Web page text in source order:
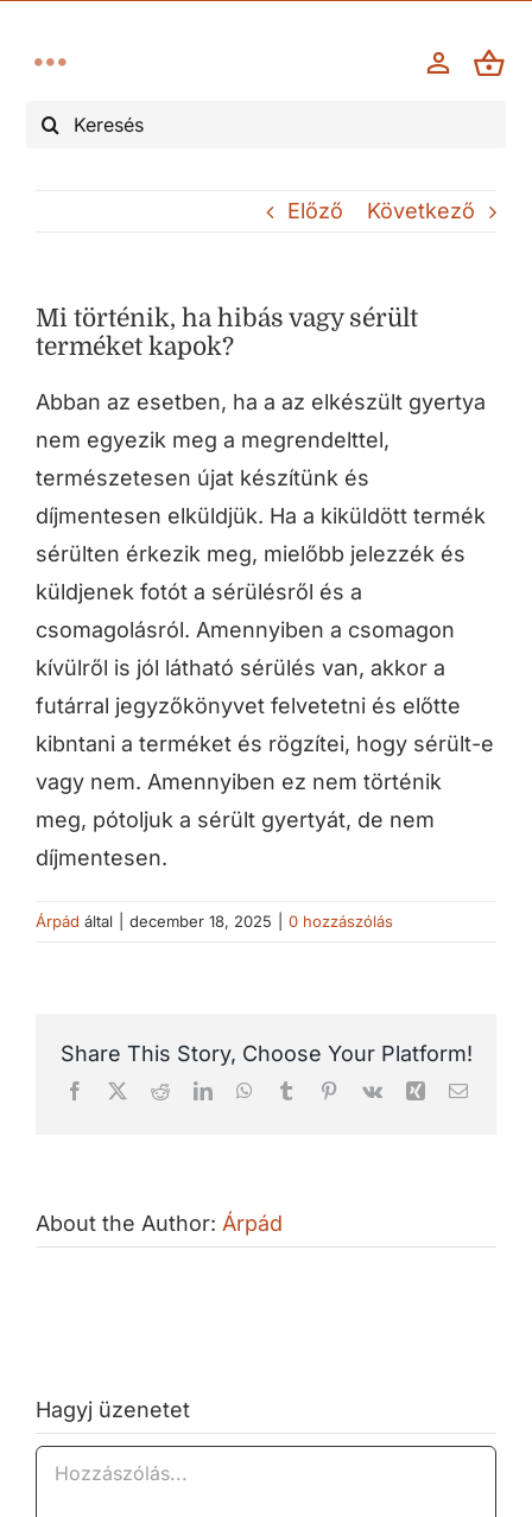
Keresés...
Navigation
Esküvő
Karácsony, advent
Egyéb alkalmak, ünnepek
Előző Következő
Mi történik, ha hibás vagy sérült
terméket kapok?
Abban az esetben, ha a az elkészült gyertya
nem egyezik meg a megrendelttel,
természetesen újat készítünk és
díjmentesen elküldjük. Ha a kiküldött termék
sérülten érkezik meg, mielőbb jelezzék és
küldjenek fotót a sérülésről és a
csomagolásról. Amennyiben a csomagon
kívülről is jól látható sérülés van, akkor a
futárral jegyzőkönyvet felvetetni és előtte
kibntani a terméket és rögzítei, hogy sérült-e
vagy nem. Amennyiben ez nem történik
meg, pótoljuk a sérült gyertyát, de nem
díjmentesen.
Árpád által december 18, 2025 0 hozzászólás
Share This Story, Choose Your Platform!
Facebook
X RedditLinkedInWhatsApp
TumblrPinterest
Vk Xing Email:
About the Author: Árpád
Hagyj üzenetet
Hozzászólás